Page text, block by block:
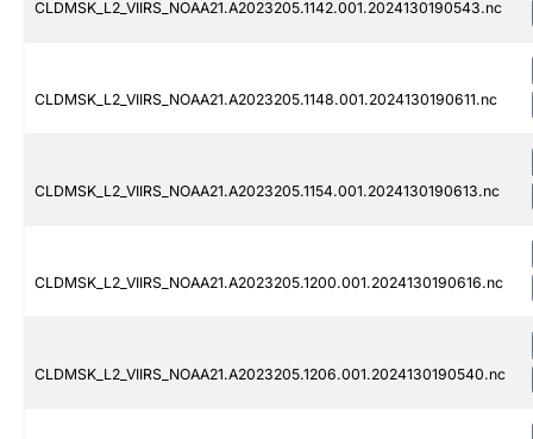
CLDMSK_L2_VIIRS_NOAA21.A2023205.1142.001.2024130190543.nc
CLDMSK_L2_VIIRS_NOAA21.A2023205.1148.001.2024130190611.nc
CLDMSK_L2_VIIRS_NOAA21.A2023205.1154.001.2024130190613.nc
CLDMSK_L2_VIIRS_NOAA21.A2023205.1200.001.2024130190616.nc
CLDMSK_L2_VIIRS_NOAA21.A2023205.1206.001.2024130190540.nc